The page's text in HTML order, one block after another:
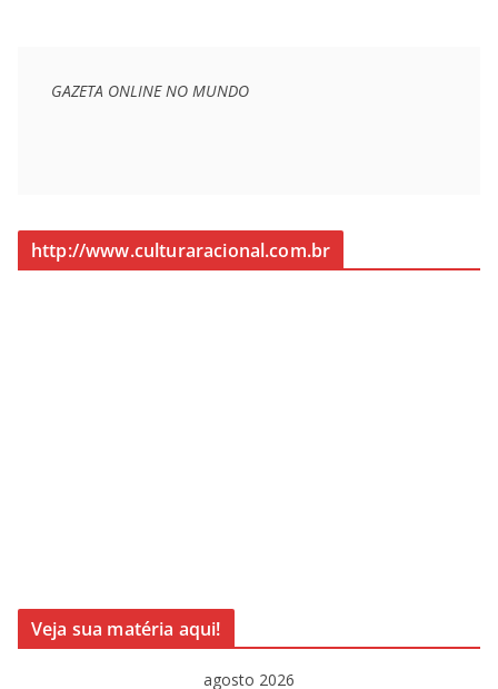
GAZETA ONLINE NO MUNDO
http://www.culturaracional.com.br
Veja sua matéria aqui!
agosto 2026